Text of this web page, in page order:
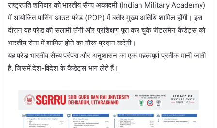
राष्ट्रपति शनिवार को भारतीय सैन्य अकादमी (Indian Military Academy)
में आयोजित पासिंग आउट परेड (POP) में बतौर मुख्य अतिथि शामिल होंगी। इस
दौरान वह परेड की सलामी लेंगी और प्रशिक्षण पूरा कर चुके जेंटलमैन कैडेट्स को
भारतीय सेना में शामिल होने का गौरव प्रदान करेंगी।
यह परेड भारतीय सैन्य परंपरा और अनुशासन का एक महत्वपूर्ण प्रतीक मानी जाती
है, जिसमें देश-विदेश के कैडेट्स भाग लेते हैं।